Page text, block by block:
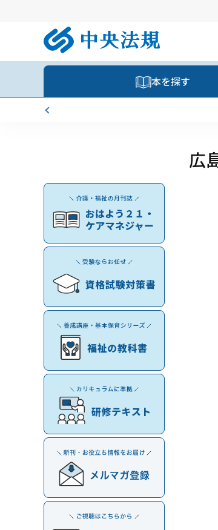
本を探す
広